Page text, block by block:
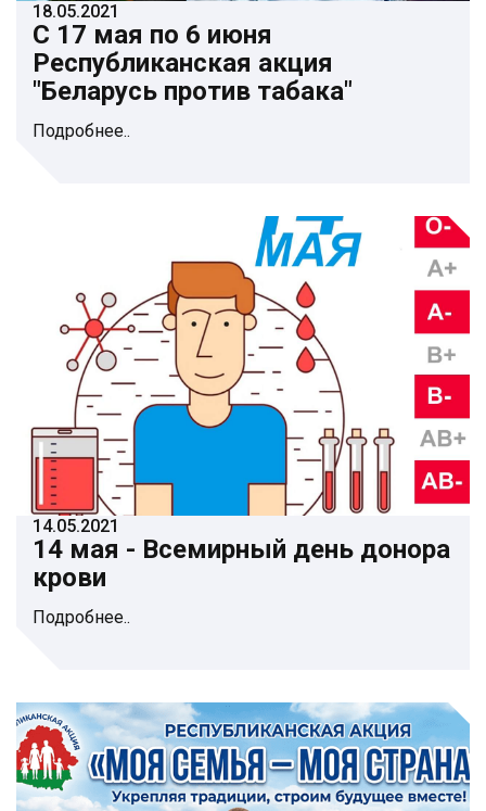
18.05.2021
С 17 мая по 6 июня
Республиканская акция
"Беларусь против табака"
Подробнее..
14.05.2021
14 мая - Всемирный день донора
крови
Подробнее..